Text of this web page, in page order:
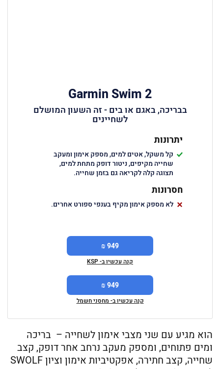
Garmin Swim 2
בבריכה, באגם או בים - זה השעון המושלם
לשחיינים
יתרונות
קל משקל, אטים למים, מספק אימון ומעקב
שחייה מקיפים, ניטור דופק מתחת למים,
תצוגה קלה לקריאה גם בזמן שחייה.
חסרונות
לא מספק אימון מקיף בענפי ספורט אחרים.
949 ₪
קנה עכשיו ב- KSP
949 ₪
קנה עכשיו ב- מחסני חשמל
הוא מגיע עם שני מצבי אימון לשחייה – בריכה
ומים פתוחים, ומספק מעקב נרחב אחר דופק, קצב
שחייה, קצב חתירה, אפקטיביות אימון וציון SWOLF